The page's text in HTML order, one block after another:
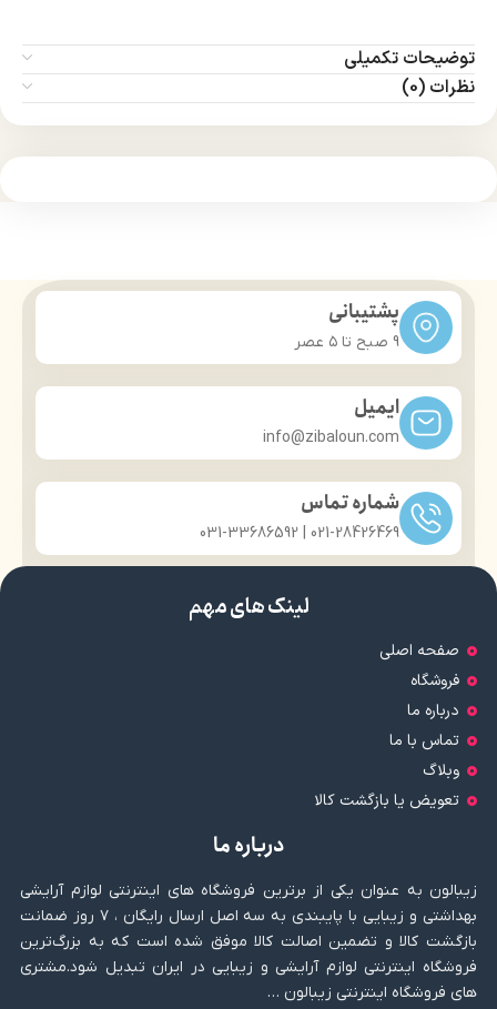
توضیحات تکمیلی
نظرات (0)
پشتیبانی
9 صبح تا ۵ عصر
ایمیل
info@zibaloun.com
شماره تماس
021-28426469 | 031-33686592
لینک های مهم
صفحه اصلی
فروشگاه
درباره ما
تماس با ما
وبلاگ
تعویض یا بازگشت کالا
درباره ما
زیبالون به عنوان یکی از برترین فروشگاه های اینترنتی لوازم آرایشی
بهداشتی و زیبایی با پایبندی به سه اصل ارسال رایگان ، ۷ روز ضمانت
بازگشت کالا و تضمین اصالت کالا موفق شده است که به بزرگ‌ترین
فروشگاه اینترنتی لوازم آرایشی و زیبایی در ایران تبدیل شود.مشتری
های فروشگاه اینترنتی زیبالون …